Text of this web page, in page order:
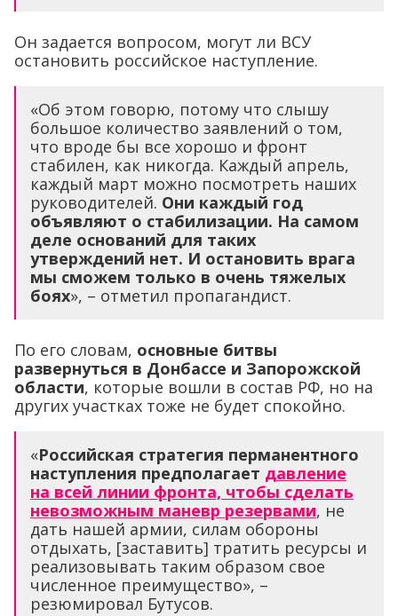
Он задается вопросом, могут ли ВСУ
остановить российское наступление.
«Об этом говорю, потому что слышу
большое количество заявлений о том,
что вроде бы все хорошо и фронт
стабилен, как никогда. Каждый апрель,
каждый март можно посмотреть наших
руководителей. Они каждый год
объявляют о стабилизации. На самом
деле оснований для таких
утверждений нет. И остановить врага
мы сможем только в очень тяжелых
боях», – отметил пропагандист.
По его словам, основные битвы
развернуться в Донбассе и Запорожской
области, которые вошли в состав РФ, но на
других участках тоже не будет спокойно.
«Российская стратегия перманентного
наступления предполагает давление
на всей линии фронта, чтобы сделать
невозможным маневр резервами, не
дать нашей армии, силам обороны
отдыхать, [заставить] тратить ресурсы и
реализовывать таким образом свое
численное преимущество», –
резюмировал Бутусов.